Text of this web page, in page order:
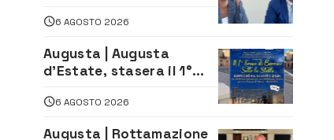
comunità e il territorio
6 AGOSTO 2026
Augusta | Augusta
d’Estate, stasera il 1°
le Stelle: piazza
D’Astorga già sold out
6 AGOSTO 2026
Augusta | Rottamazione